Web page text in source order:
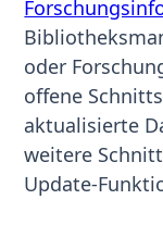
oder
offene
aktualisierte
weitere
Update-